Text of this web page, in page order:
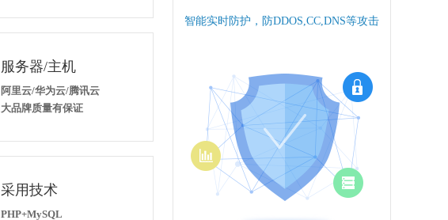
服务器/主机
阿里云/华为云/腾讯云
大品牌质量有保证
采用技术
PHP+MySQL
智能实时防护，防DDOS,CC,DNS等攻击